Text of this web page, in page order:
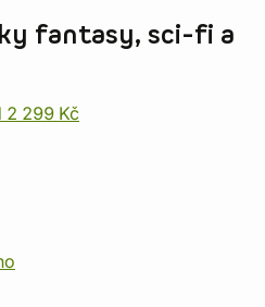
fantasy, sci-fi a
2 299 Kč